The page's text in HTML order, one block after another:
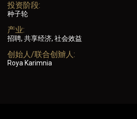
投资阶段:
种子轮
产业:
招聘, 共享经济, 社会效益
创始人/联合创辧人:
Roya Karimnia